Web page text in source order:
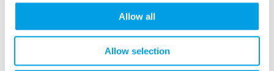
Allow all
Allow selection
Flächenbrände
Suchen